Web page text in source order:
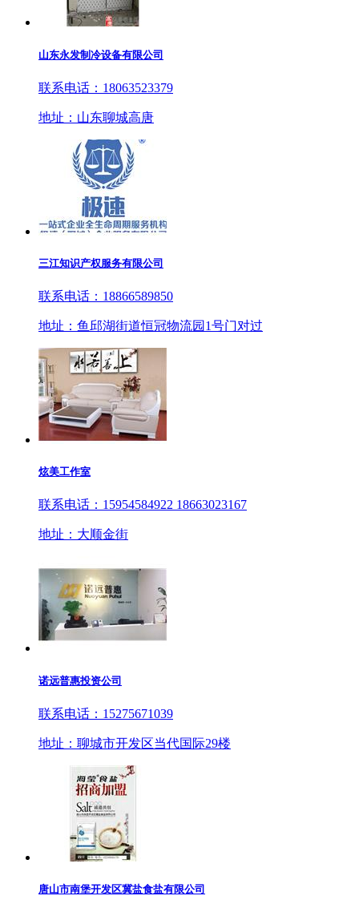
山东永发制冷设备有限公司
联系电话：18063523379
地址：山东聊城高唐
三江知识产权服务有限公司
联系电话：18866589850
地址：鱼邱湖街道恒冠物流园1号门对过
炫美工作室
联系电话：15954584922 18663023167
地址：大顺金街
诺远普惠投资公司
联系电话：15275671039
地址：聊城市开发区当代国际29楼
唐山市南堡开发区冀盐食盐有限公司